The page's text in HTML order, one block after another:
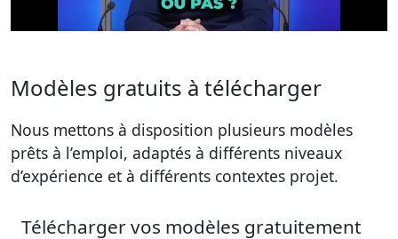
Modèles gratuits à télécharger
Nous mettons à disposition plusieurs modèles
prêts à l’emploi, adaptés à différents niveaux
d’expérience et à différents contextes projet.
Télécharger vos modèles gratuitement